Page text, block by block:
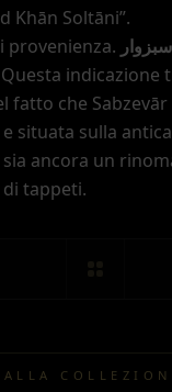
Khān Soltāni”.
provenienza. سبزوار
indicazione
fatto che Sabzevār
e situata sulla
sia ancora un
tappeti.